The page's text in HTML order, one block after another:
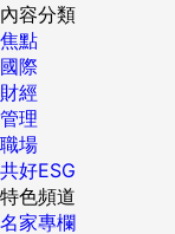
內容分類
焦點
國際
財經
管理
職場
共好ESG
特色頻道
名家專欄